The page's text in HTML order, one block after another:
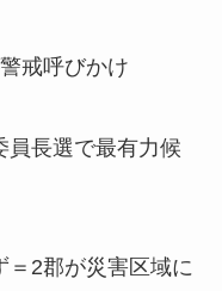
戒呼びかけ
員長選で最有力候
＝2郡が災害区域に